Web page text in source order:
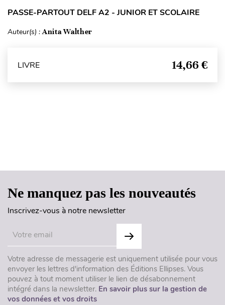
PASSE-PARTOUT DELF A2 - JUNIOR ET SCOLAIRE
Auteur(s) :Anita Walther
LIVRE 14,66 €
Ne manquez pas les nouveautés
Inscrivez-vous à notre newsletter
Votre adresse de messagerie est uniquement utilisée pour vous
envoyer les lettres d'information des Éditions Ellipses. Vous
pouvez à tout moment utiliser le lien de désabonnement
intégré dans la newsletter. En savoir plus sur la gestion de
vos données et vos droits